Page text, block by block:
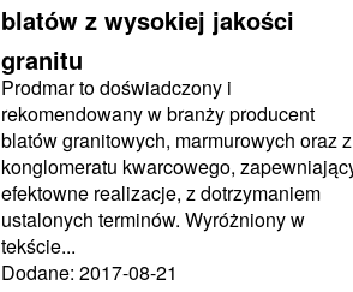
blatów z wysokiej jakości
granitu
Prodmar to doświadczony i
rekomendowany w branży producent
blatów granitowych, marmurowych oraz z
konglomeratu kwarcowego,
efektowne realizacje, z dotrzymaniem
ustalonych terminów. Wyróżniony w
tekście...
Dodane: 2017-08-21